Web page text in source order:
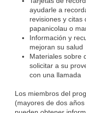
ayudarle a
revisiones y citas
papanicolau o
Información y
mejoran su salud
Materiales sobre
solicitar a su
con una llamada
Los miembros del
(mayores de dos